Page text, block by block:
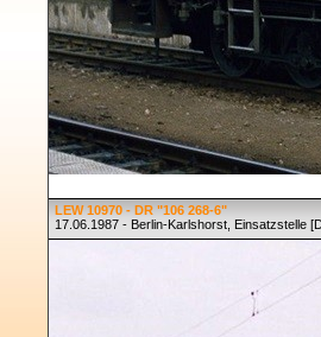
LEW 10970 - DR "106 268-6"
17.06.1987 - Berlin-Karlshorst, Einsatzstelle